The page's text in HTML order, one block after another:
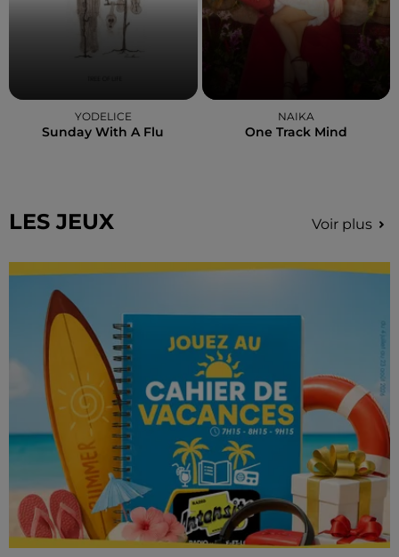
YODELICE
Sunday With A Flu
NAIKA
One Track Mind
LES JEUX Voir plus